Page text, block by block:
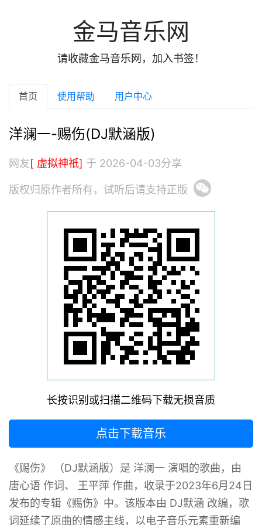
金马音乐网
请收藏金马音乐网，加入书签！
首页 使用帮助 用户中心
洋澜一-赐伤(DJ默涵版)
网友[ 虚拟神祇] 于 2026-04-03分享
版权归原作者所有，试听后请支持正版
长按识别或扫描二维码下载无损音质
点击下载音乐
《赐伤》 （DJ默涵版）是 洋澜一 演唱的歌曲，由
唐心语 作词、 王平萍 作曲，收录于2023年6月24日
发布的专辑《赐伤》中。该版本由 DJ默涵 改编，歌
词延续了原曲的情感主线，以电子音乐元素重新编